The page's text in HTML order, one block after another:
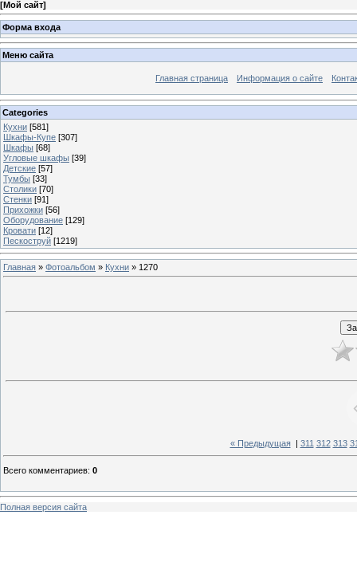
[Мой сайт]
Форма входа
Меню сайта
Главная страница Информация о сайте
Categories
Кухни [581]
Шкафы-Купе [307]
Шкафы [68]
Угловые шкафы [39]
Детские [57]
Тумбы [33]
Столики [70]
Стенки [91]
Прихожки [56]
Оборудование [129]
Кровати [12]
Пескоструй [1219]
Главная » Фотоальбом » Кухни » 1270
« Предыдущая| 311 312 313
Всего комментариев: 0
Полная версия сайта